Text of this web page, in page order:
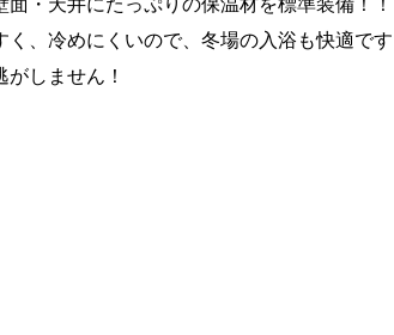
く、冷めにくいので、冬場の入浴も快適で
しません！